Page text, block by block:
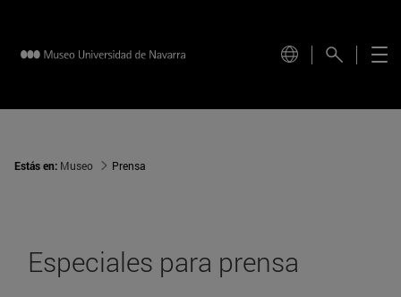
Estás en: Museo Prensa
Especiales para prensa